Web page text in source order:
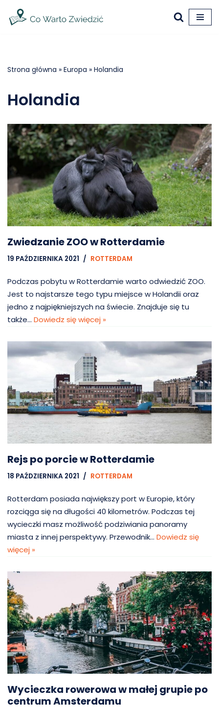
Przejdź
Strona główna » Europa » Holandia
Holandia
Zwiedzanie ZOO w Rotterdamie
19 PAŹDZIERNIKA 2021 ROTTERDAM
Podczas pobytu w Rotterdamie warto odwiedzić ZOO.
Jest to najstarsze tego typu miejsce w Holandii oraz
jedno z najpiękniejszych na świecie. Znajduje się tu
także… Dowiedz się więcej »
Rejs po porcie w Rotterdamie
18 PAŹDZIERNIKA 2021 ROTTERDAM
Rotterdam posiada największy port w Europie, który
rozciąga się na długości 40 kilometrów. Podczas tej
wycieczki masz możliwość podziwiania panoramy
miasta z innej perspektywy. Przewodnik… Dowiedz się
więcej »
Wycieczka rowerowa w małej grupie po
centrum Amsterdamu